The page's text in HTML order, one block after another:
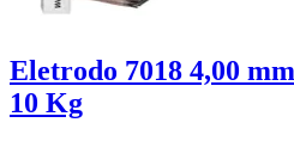
Eletrodo 7018 4,00
10 Kg